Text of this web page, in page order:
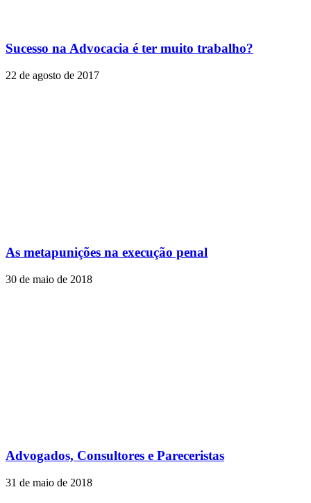
Sucesso na Advocacia é ter muito trabalho?
22 de agosto de 2017
As metapunições na execução penal
30 de maio de 2018
Advogados, Consultores e Pareceristas
31 de maio de 2018